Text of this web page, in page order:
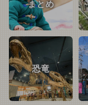
まとめ
恐竜